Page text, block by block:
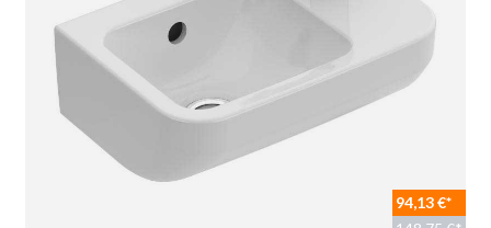
94,13 €*